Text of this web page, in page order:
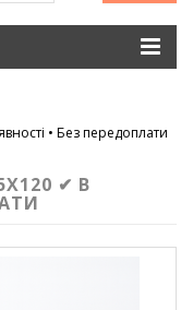
• Без передоплати
✔ В